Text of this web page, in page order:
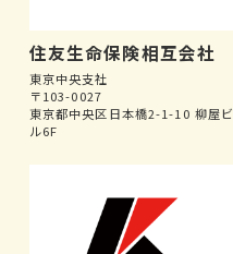
住友生命保険相互会社
東京中央支社
〒103-0027
東京都中央区日本橋2-1-10 柳屋ビ
ル6F